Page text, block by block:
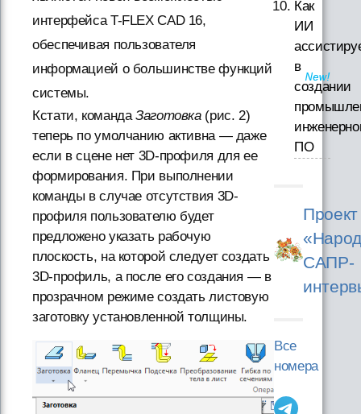
интерфейса T-FLEX CAD 16,
обеспечивая пользователя
информацией о большинстве функций
системы.
Кстати, командаЗаготовка(рис. 2)
теперь по умолчанию активна — даже
если в сцене нет 3D-профиля для ее
формирования. При выполнении
команды в случае отсутствия 3D-
профиля пользователю будет
предложено указать рабочую
плоскость, на которой следует создать
3D-профиль, а после его создания — в
прозрачном режиме создать листовую
заготовку установленной толщины.
Как
ИИ
в
создании
ПО
Проект
САПР-
Все
номера